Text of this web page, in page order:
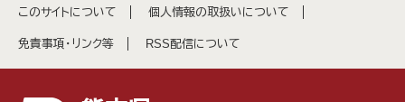
このサイトについて 個人情報の取扱いについて
免責事項・リンク等 RSS配信について